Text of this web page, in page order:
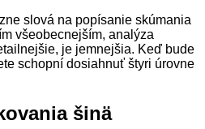
slová na popísanie skúmania
všeobecnejším, analýza
je jemnejšia. Keď bude
schopní dosiahnuť štyri úrovne
šinä